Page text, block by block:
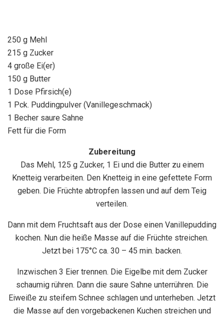
250 g Mehl
215 g Zucker
4 große Ei(er)
150 g Butter
1 Dose Pfirsich(e)
1 Pck. Puddingpulver (Vanillegeschmack)
1 Becher saure Sahne
Fett für die Form
Zubereitung
Das Mehl, 125 g Zucker, 1 Ei und die Butter zu einem
Knetteig verarbeiten. Den Knetteig in eine gefettete Form
geben. Die Früchte abtropfen lassen und auf dem Teig
verteilen.
Dann mit dem Fruchtsaft aus der Dose einen Vanillepudding
kochen. Nun die heiße Masse auf die Früchte streichen.
Jetzt bei 175°C ca. 30 – 45 min. backen.
Inzwischen 3 Eier trennen. Die Eigelbe mit dem Zucker
schaumig rühren. Dann die saure Sahne unterrühren. Die
Eiweiße zu steifem Schnee schlagen und unterheben. Jetzt
die Masse auf den vorgebackenen Kuchen streichen und